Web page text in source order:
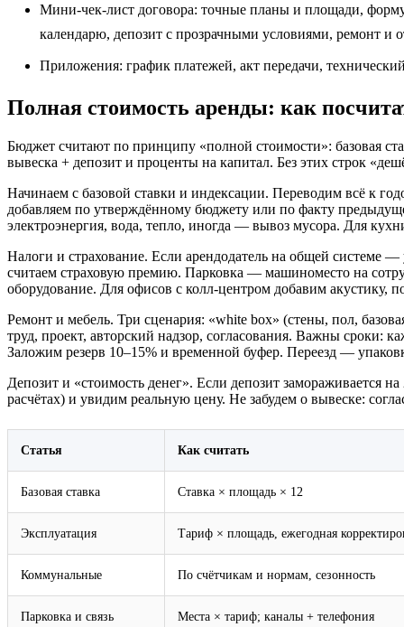
Мини‑чек‑лист договора: точные планы и площади,
календарю, депозит с прозрачными условиями, ремонт и
Приложения: график платежей, акт передачи,
Полная стоимость аренды: как
Бюджет считают по принципу «полной стоимости»: базовая
вывеска + депозит и проценты на капитал. Без этих строк
Начинаем с базовой ставки и индексации. Переводим всё к
добавляем по утверждённому бюджету или по факту
электроэнергия, вода, тепло, иногда — вывоз мусора. Для
Налоги и страхование. Если арендодатель на общей системе
считаем страховую премию. Парковка — машиноместо на
оборудование. Для офисов с колл‑центром добавим
Ремонт и мебель. Три сценария: «white box» (стены, пол,
труд, проект, авторский надзор, согласования. Важны сроки:
Заложим резерв 10–15% и временной буфер. Переезд —
Депозит и «стоимость денег». Если депозит замораживается
расчётах) и увидим реальную цену. Не забудем о вывеске:
Статья Как считать
Базовая ставка Ставка × площадь × 12
Эксплуатация Тариф × площадь, ежегодная
Коммунальные По счётчикам и нормам, сезонность
Парковка и связь Места × тариф; каналы + телефония